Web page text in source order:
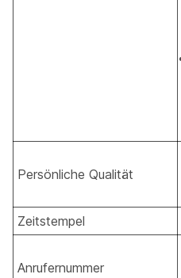
Persönliche Qualität
Zeitstempel
Anrufernummer